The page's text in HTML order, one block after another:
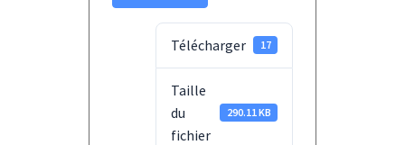
Télécharger 17
Taille
du
fichier
290.11 KB